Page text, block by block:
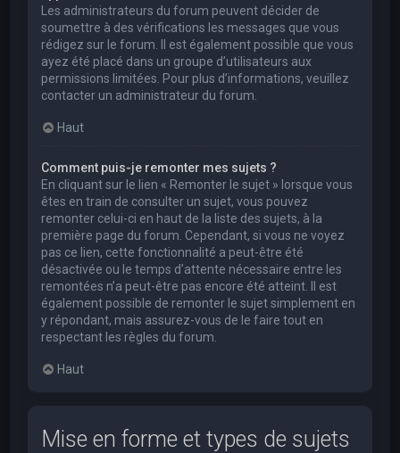
Les administrateurs du forum peuvent décider de
soumettre à des vérifications les messages que vous
rédigez sur le forum. Il est également possible que vous
ayez été placé dans un groupe d’utilisateurs aux
permissions limitées. Pour plus d’informations, veuillez
contacter un administrateur du forum.
Haut
Comment puis-je remonter mes sujets ?
En cliquant sur le lien « Remonter le sujet » lorsque vous
êtes en train de consulter un sujet, vous pouvez
remonter celui-ci en haut de la liste des sujets, à la
première page du forum. Cependant, si vous ne voyez
pas ce lien, cette fonctionnalité a peut-être été
désactivée ou le temps d’attente nécessaire entre les
remontées n’a peut-être pas encore été atteint. Il est
également possible de remonter le sujet simplement en
y répondant, mais assurez-vous de le faire tout en
respectant les règles du forum.
Haut
Mise en forme et types de sujets